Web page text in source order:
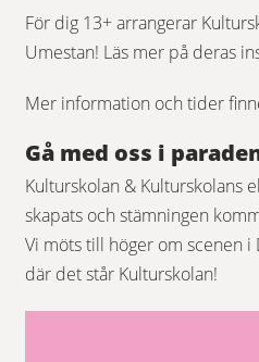
För dig 13+ arrangerar
Umestan! Läs mer på deras
Mer information och tider
Gå med oss i
Kulturskolan & Kulturskolans
skapats och stämningen
Vi möts till höger om scenen i
där det står Kulturskolan!